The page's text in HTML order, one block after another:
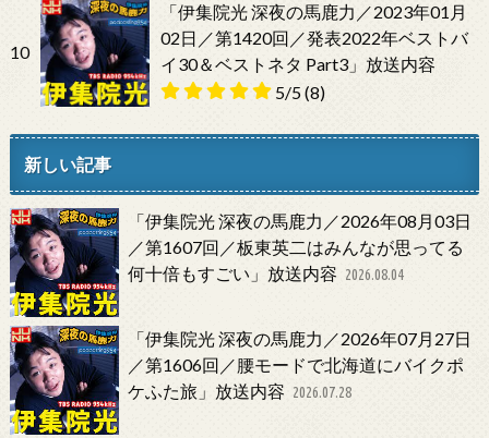
10
「伊集院光 深夜の馬鹿力／2023年01月
02日／第1420回／発表2022年ベストバ
イ30＆ベストネタ Part3」放送内容
5/5(8)
新しい記事
「伊集院光 深夜の馬鹿力／2026年08月03日
／第1607回／板東英二はみんなが思ってる
何十倍もすごい」放送内容 2026.08.04
「伊集院光 深夜の馬鹿力／2026年07月27日
／第1606回／腰モードで北海道にバイクポ
ケふた旅」放送内容 2026.07.28